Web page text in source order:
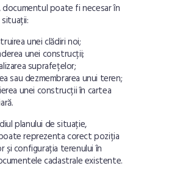
documentul poate fi necesar în
unei clădiri noi;
unei construcții;
suprafețelor;
sau dezmembrarea unui teren;
unei construcții în cartea
planului de situație,
reprezenta corect poziția
și configurația terenului în
cadastrale existente.